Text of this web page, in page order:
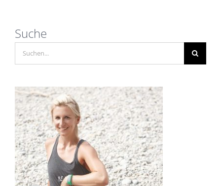
Suche